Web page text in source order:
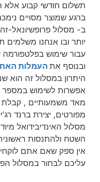
תשלום חודשי קבוע
ברגע שמוצר מסויים נימכר+1$
ב- מסלול פרופשיונאל-
יותר ובו אנחנו משלמים
ובנוסף את העמלות
היתרון במסלול זה הוא
אפשרות לשימוש במספר
מאד משמעותיים , קבלת
מפורטים, יצירת ברנד
מסלול האינדיבידואל
השטח ולהתנסות
אין ספק שאם אתם
עליכם לבחור במסלול